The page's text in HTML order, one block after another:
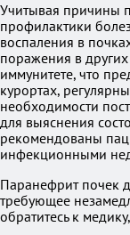
Учитывая причины
профилактики
воспаления в
поражения в других
иммунитете, что
курортах,
необходимости
для выяснения
рекомендованы
инфекционными
Паранефрит почек
требующее
обратитесь к